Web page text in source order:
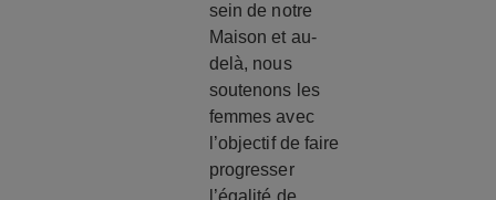
sein de notre
Maison et au-
delà, nous
soutenons les
femmes avec
l’objectif de faire
progresser